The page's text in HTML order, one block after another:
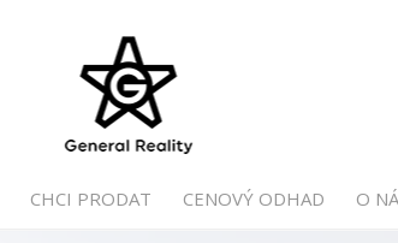
CHCI PRODAT CENOVÝ ODHAD O